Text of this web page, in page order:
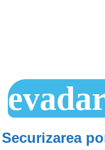
Securizarea